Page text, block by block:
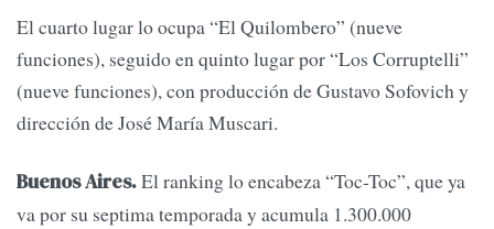
El cuarto lugar lo ocupa “El Quilombero” (nueve
funciones), seguido en quinto lugar por “Los Corruptelli”
(nueve funciones), con producción de Gustavo Sofovich y
dirección de José María Muscari.
Buenos Aires.El ranking lo encabeza “Toc-Toc”, que ya
va por su septima temporada y acumula 1.300.000